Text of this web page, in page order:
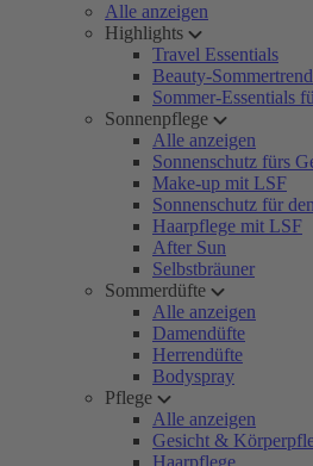
Alle anzeigen
Highlights
Travel Essentials
Beauty-
Sommer-Essentials
Sonnenpflege
Alle anzeigen
Sonnenschutz fürs
Make-up mit LSF
Sonnenschutz für
Haarpflege mit LSF
After Sun
Selbstbräuner
Sommerdüfte
Alle anzeigen
Damendüfte
Herrendüfte
Bodyspray
Pflege
Alle anzeigen
Gesicht &
Haarpflege